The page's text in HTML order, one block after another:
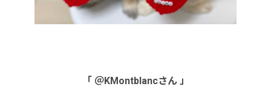
「 ＠KMontblancさん 」